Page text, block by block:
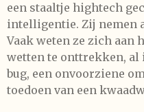
een staaltje hightech
intelligentie. Zij nemen
Vaak weten ze zich aan
wetten te onttrekken, al
bug, een onvoorziene
toedoen van een